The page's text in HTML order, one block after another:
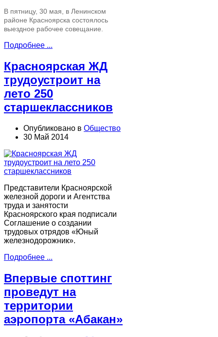
В пятницу, 30 мая, в Ленинском
районе Красноярска состоялось
выездное рабочее совещание.
Подробнее ...
Красноярская ЖД
трудоустроит на
лето 250
старшеклассников
Опубликовано в Общество
30 Май 2014
Представители Красноярской
железной дороги и Агентства
труда и занятости
Красноярского края подписали
Соглашение о создании
трудовых отрядов «Юный
железнодорожник».
Подробнее ...
Впервые споттинг
проведут на
территории
аэропорта «Абакан»